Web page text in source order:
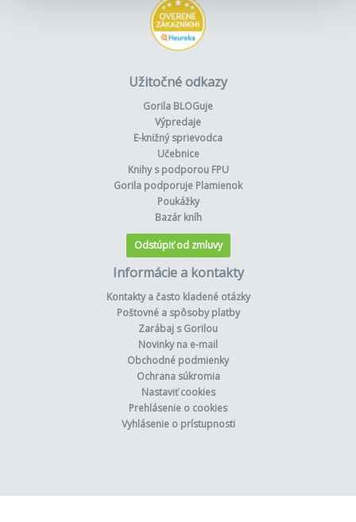
Užitočné odkazy
Gorila BLOGuje
Výpredaje
E-knižný sprievodca
Učebnice
Knihy s podporou FPU
Gorila podporuje Plamienok
Poukážky
Bazár kníh
Odstúpiť od zmluvy
Informácie a kontakty
Kontakty a často kladené otázky
Poštovné a spôsoby platby
Zarábaj s Gorilou
Novinky na e-mail
Obchodné podmienky
Ochrana súkromia
Nastaviť cookies
Prehlásenie o cookies
Vyhlásenie o prístupnosti